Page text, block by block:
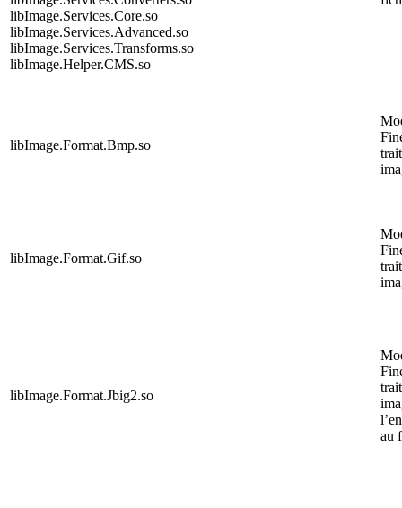
libImage.Services.Core.so
libImage.Services.Advanced.so
libImage.Services.Transforms.so
libImage.Helper.CMS.so
libImage.Format.Bmp.so
libImage.Format.Gif.so
libImage.Format.Jbig2.so
au